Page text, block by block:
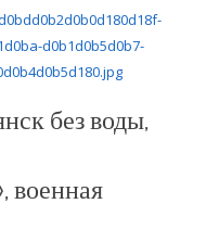
без воды,
военная